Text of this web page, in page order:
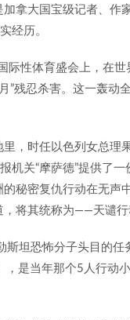
拿大国宝级记者、作
经历。
际性体育盛会上，在
”残忍杀害。这一轰动
，时任以色列女总理
机关“摩萨德”提供了
秘密复仇行动在无声
将其统称为——天谴行
斯坦恐怖分子头目的
是当年那个5人行动